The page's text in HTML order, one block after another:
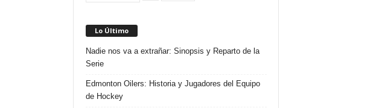
Lo Último
Nadie nos va a extrañar: Sinopsis y Reparto de la
Serie
Edmonton Oilers: Historia y Jugadores del Equipo
de Hockey